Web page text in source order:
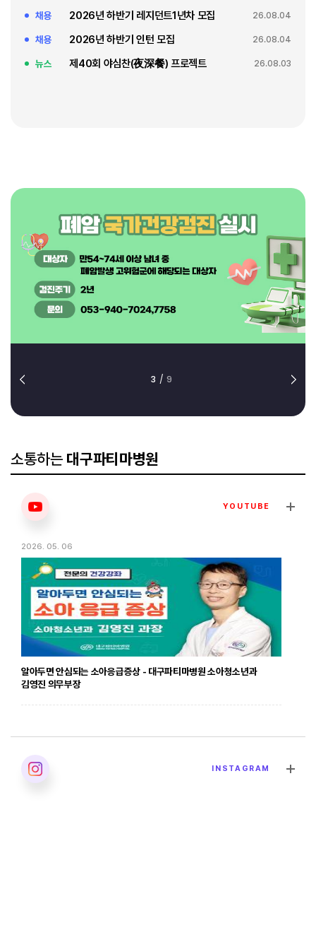
채용 2026년 하반기 레지던트1년차 모집 26.08.04
채용 2026년 하반기 인턴 모집 26.08.04
뉴스 제40회 야심찬(夜深餐) 프로젝트 26.08.03
3 / 9
소통하는 대구파티마병원
YOUTUBE
2026. 05. 06
알아두면 안심되는 소아응급증상 - 대구파티마병원 소아청소년과
김영진 의무부장
INSTAGRAM